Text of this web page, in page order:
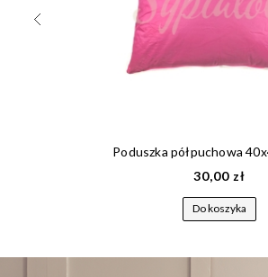
Poduszka półpuchowa
30,00 zł
Do koszyka